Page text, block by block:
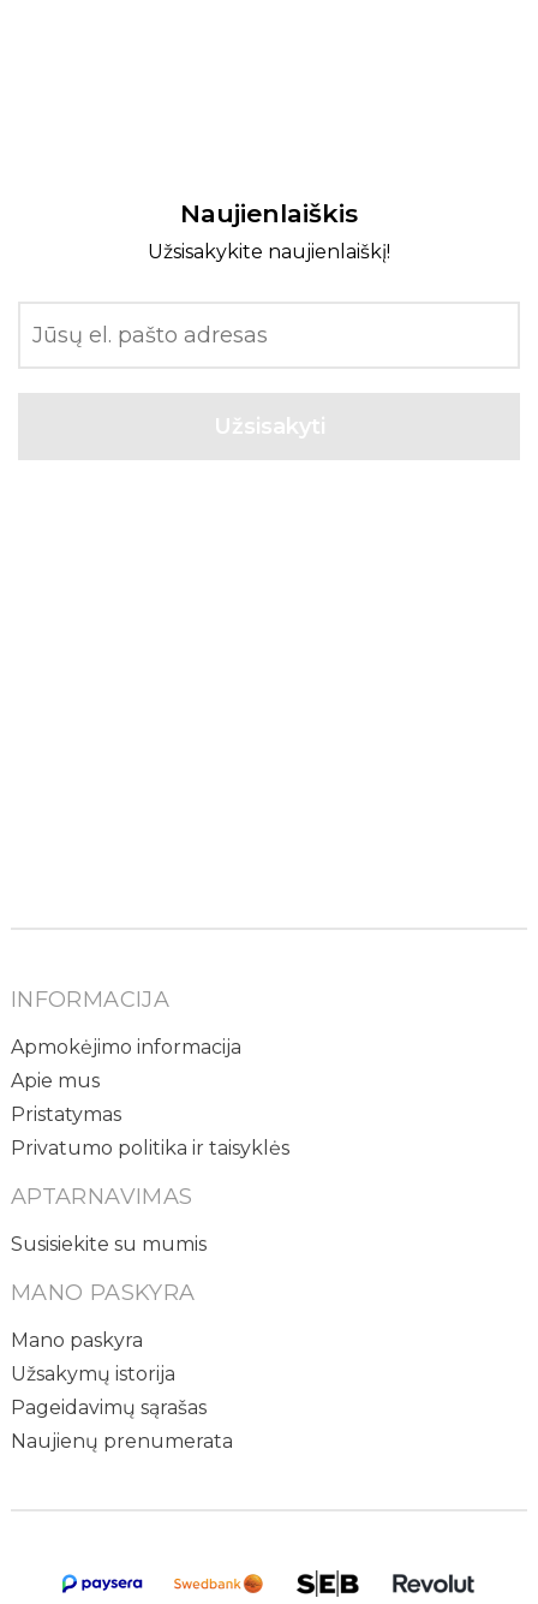
Naujienlaiškis
Užsisakykite naujienlaiškį!
INFORMACIJA
Apmokėjimo informacija
Apie mus
Pristatymas
Privatumo politika ir taisyklės
APTARNAVIMAS
Susisiekite su mumis
MANO PASKYRA
Mano paskyra
Užsakymų istorija
Pageidavimų sąrašas
Naujienų prenumerata